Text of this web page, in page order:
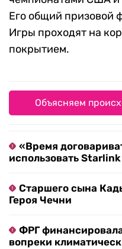
Его общий призовой
Игры проходят на
покрытием.
Объясняем
«Время
использовать
Старшего сына
Героя Чечни
ФРГ
вопреки